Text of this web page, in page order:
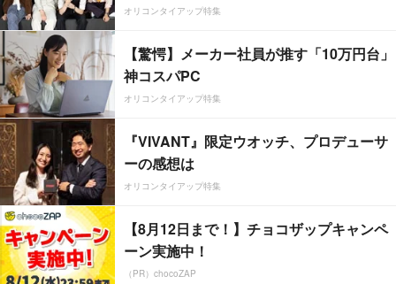
オリコンタイアップ特集
【驚愕】メーカー社員が推す「10万円台」
神コスパPC
オリコンタイアップ特集
『VIVANT』限定ウオッチ、プロデューサ
ーの感想は
オリコンタイアップ特集
【8月12日まで！】チョコザップキャンペ
ーン実施中！
（PR）chocoZAP